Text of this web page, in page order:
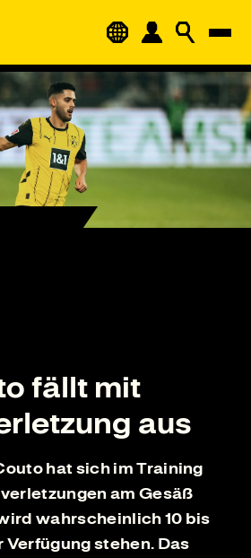
fällt mit
aus
hat sich im Training
am Gesäß
wahrscheinlich 10 bis
Verfügung stehen. Das